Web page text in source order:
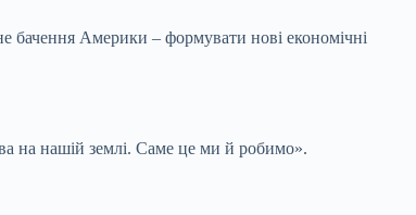
бачення Америки – формувати нові економічні
на нашій землі. Саме це ми й робимо».